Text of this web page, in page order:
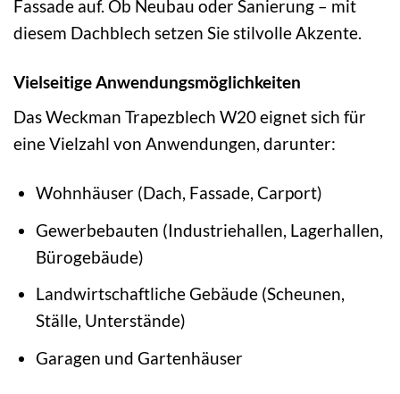
Fassade auf. Ob Neubau oder Sanierung – mit
diesem Dachblech setzen Sie stilvolle Akzente.
Vielseitige Anwendungsmöglichkeiten
Das Weckman Trapezblech W20 eignet sich für
eine Vielzahl von Anwendungen, darunter:
Wohnhäuser (Dach, Fassade, Carport)
Gewerbebauten (Industriehallen, Lagerhallen,
Bürogebäude)
Landwirtschaftliche Gebäude (Scheunen,
Ställe, Unterstände)
Garagen und Gartenhäuser